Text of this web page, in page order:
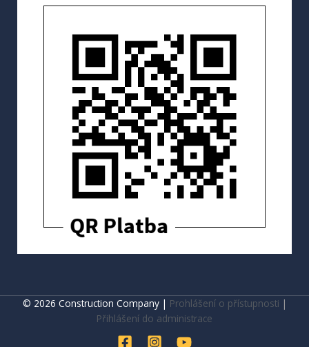
© 2026 Construction Company | Prohlášení o přístupnosti |
Přihlášení do administrace